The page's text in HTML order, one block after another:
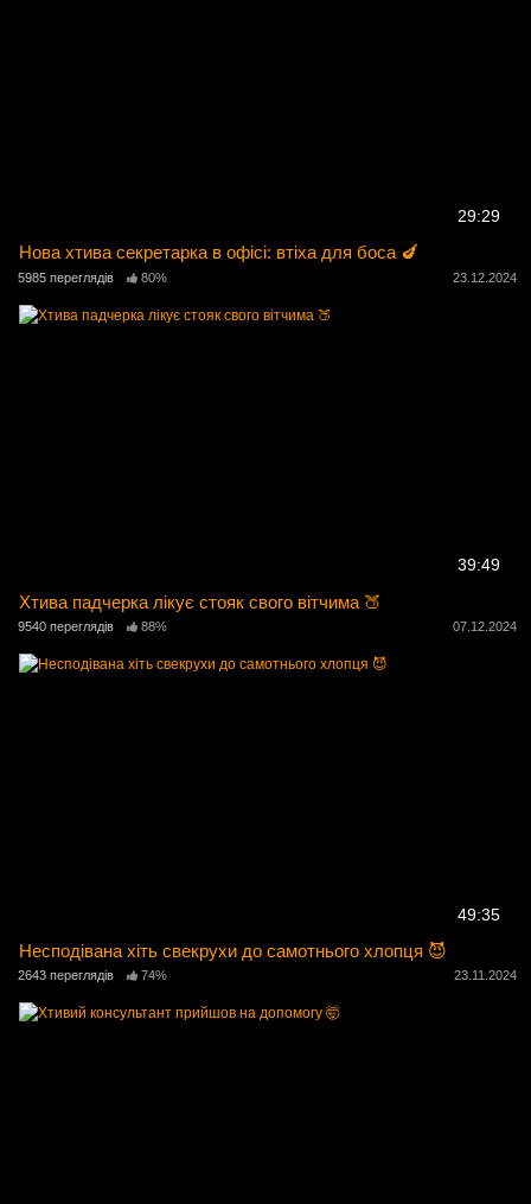
29:29
Нова хтива секретарка в офісі: втіха для боса 🍆
5985 переглядів 80% 23.12.2024
39:49
Хтива падчерка лікує стояк свого вітчима 🍑
9540 переглядів 88% 07.12.2024
49:35
Несподівана хіть свекрухи до самотнього хлопця 😈
2643 переглядів 74% 23.11.2024